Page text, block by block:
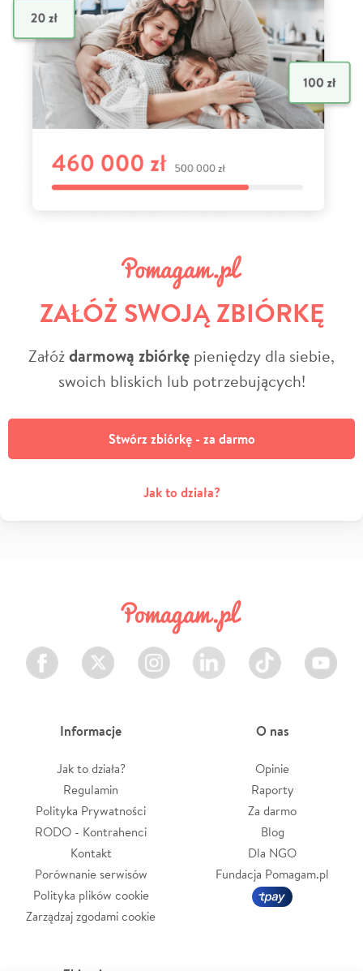
ZAŁÓŻ SWOJĄ ZBIÓRKĘ
Załóżdarmową zbiórkę pieniędzy dla siebie,
swoich bliskich lub potrzebujących!
Stwórz zbiórkę - za darmo
Jak to działa?
Facebook Twitter Instagram LinkedIn TikTok Youtube
Informacje
Jak to działa?
Regulamin
Polityka Prywatności
RODO - Kontrahenci
Kontakt
Porównanie serwisów
Polityka plików cookie
Zarządzaj zgodami cookie
O nas
Opinie
Raporty
Za darmo
Blog
Dla NGO
Fundacja Pomagam.pl